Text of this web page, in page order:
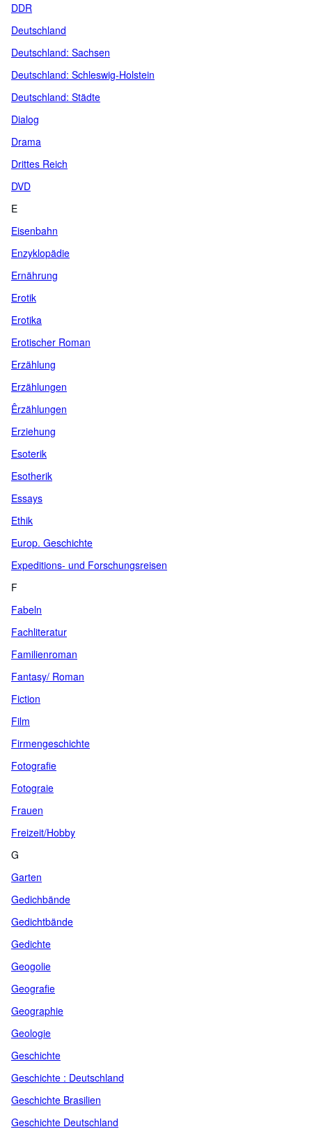
DDR
Deutschland
Deutschland: Sachsen
Deutschland: Schleswig-Holstein
Deutschland: Städte
Dialog
Drama
Drittes Reich
DVD
E
Eisenbahn
Enzyklopädie
Ernährung
Erotik
Erotika
Erotischer Roman
Erzählung
Erzählungen
Êrzählungen
Erziehung
Esoterik
Esotherik
Essays
Ethik
Europ. Geschichte
Expeditions- und Forschungsreisen
F
Fabeln
Fachliteratur
Familienroman
Fantasy/ Roman
Fiction
Film
Firmengeschichte
Fotografie
Fotograie
Frauen
Freizeit/Hobby
G
Garten
Gedichbände
Gedichtbände
Gedichte
Geogolie
Geografie
Geographie
Geologie
Geschichte
Geschichte : Deutschland
Geschichte Brasilien
Geschichte Deutschland